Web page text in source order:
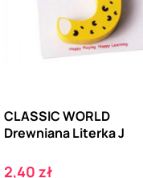
CLASSIC WORLD
Drewniana Literka J
Cena
2,40 zł